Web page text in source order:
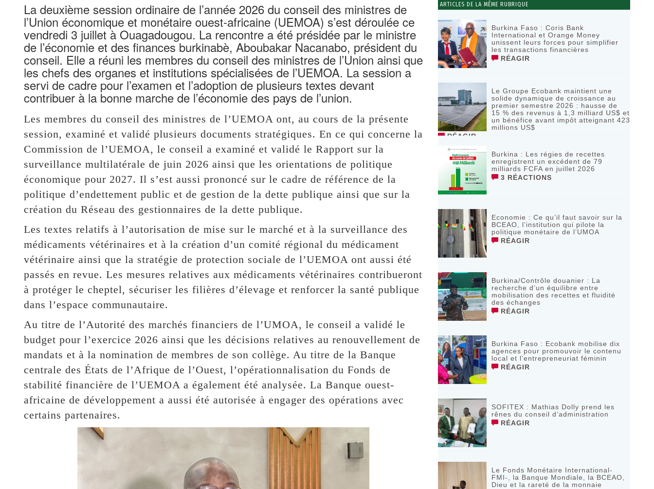
La deuxième session ordinaire de l’année 2026 du conseil des ministres de
l’Union économique et monétaire ouest-africaine (UEMOA) s’est déroulée ce
vendredi 3 juillet à Ouagadougou. La rencontre a été présidée par le ministre
de l’économie et des finances burkinabè, Aboubakar Nacanabo, président du
conseil. Elle a réuni les membres du conseil des ministres de l’Union ainsi que
les chefs des organes et institutions spécialisées de l’UEMOA. La session a
servi de cadre pour l’examen et l’adoption de plusieurs textes devant
contribuer à la bonne marche de l’économie des pays de l’union.
Les membres du conseil des ministres de l’UEMOA ont, au cours de la présente
session, examiné et validé plusieurs documents stratégiques. En ce qui concerne la
Commission de l’UEMOA, le conseil a examiné et validé le Rapport sur la
surveillance multilatérale de juin 2026 ainsi que les orientations de politique
économique pour 2027. Il s’est aussi prononcé sur le cadre de référence de la
politique d’endettement public et de gestion de la dette publique ainsi que sur la
création du Réseau des gestionnaires de la dette publique.
Les textes relatifs à l’autorisation de mise sur le marché et à la surveillance des
médicaments vétérinaires et à la création d’un comité régional du médicament
vétérinaire ainsi que la stratégie de protection sociale de l’UEMOA ont aussi été
passés en revue. ‎Les mesures relatives aux médicaments vétérinaires contribueront
à protéger le cheptel, sécuriser les filières d’élevage et renforcer la santé publique
dans l’espace communautaire.
Au titre de l’Autorité des marchés financiers de l’UMOA, le conseil a validé le
budget pour l’exercice 2026 ainsi que les décisions relatives au renouvellement de
mandats et à la nomination de membres de son collège. Au titre de la Banque
centrale des États de l’Afrique de l’Ouest, l’opérationnalisation du Fonds de
stabilité financière de l’UEMOA a également été analysée. La Banque ouest-
africaine de développement a aussi été autorisée à engager des opérations avec
certains partenaires.
ARTICLES DE LA MÊME RUBRIQUE
Burkina Faso : Coris Bank
International et Orange Money
unissent leurs forces pour simplifier
les transactions financières
RÉAGIR
Le Groupe Ecobank maintient une
solide dynamique de croissance au
premier semestre 2026 : hausse de
15 % des revenus à 1,3 milliard US$ et
un bénéfice avant impôt atteignant 423
millions US$
RÉAGIR
Burkina : Les régies de recettes
enregistrent un excédent de 79
milliards FCFA en juillet 2026
3 RÉACTIONS
Economie : Ce qu’il faut savoir sur la
BCEAO, l’institution qui pilote la
politique monétaire de l’UMOA
RÉAGIR
Burkina/Contrôle douanier : La
recherche d’un équilibre entre
mobilisation des recettes et fluidité
des échanges
RÉAGIR
Burkina Faso : Ecobank mobilise dix
agences pour promouvoir le contenu
local et l’entrepreneuriat féminin
RÉAGIR
SOFITEX : Mathias Dolly prend les
rênes du conseil d’administration
RÉAGIR
Le Fonds Monétaire International-
FMI-, la Banque Mondiale, la BCEAO,
Dieu et la rareté de la monnaie